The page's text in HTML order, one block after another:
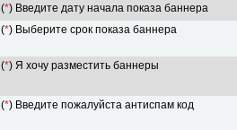
(*) Введите дату начала показа баннера
(*) Выберите срок показа баннера
(*) Я хочу разместить баннеры
(*) Введите пожалуйста антиспам код